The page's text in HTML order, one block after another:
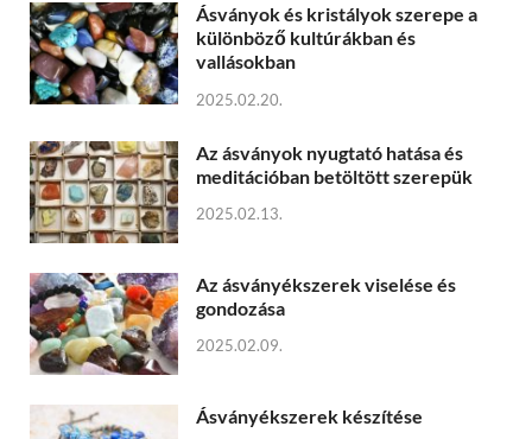
Ásványok és kristályok szerepe a
különböző kultúrákban és
vallásokban
2025.02.20.
Az ásványok nyugtató hatása és
meditációban betöltött szerepük
2025.02.13.
Az ásványékszerek viselése és
gondozása
2025.02.09.
Ásványékszerek készítése